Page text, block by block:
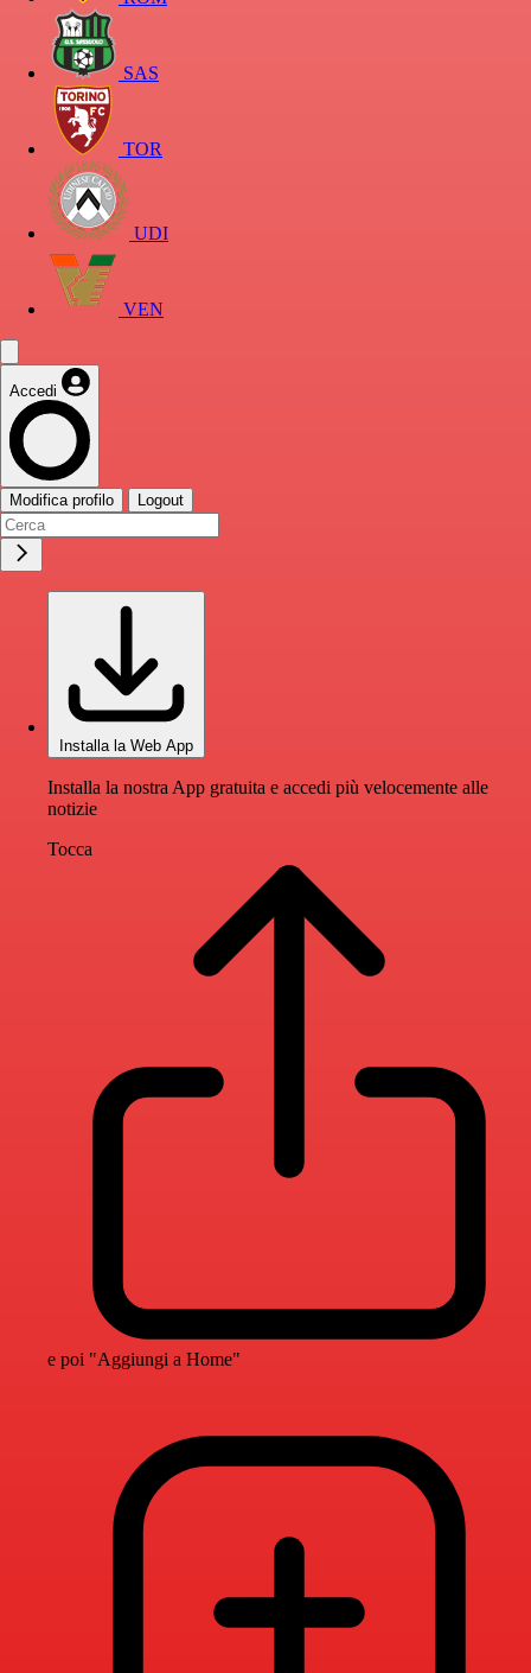
SAS
TOR
UDI
VEN
Accedi
Modifica profilo Logout
Installa la Web App
Installa la nostra App gratuita e accedi più velocemente alle
notizie
Tocca
e poi "Aggiungi a Home"